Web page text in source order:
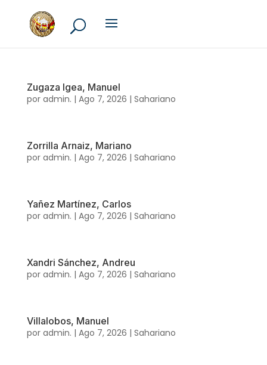
Zugaza Igea, Manuel
por admin. | Ago 7, 2026 | Sahariano
Zorrilla Arnaiz, Mariano
por admin. | Ago 7, 2026 | Sahariano
Yañez Martínez, Carlos
por admin. | Ago 7, 2026 | Sahariano
Xandri Sánchez, Andreu
por admin. | Ago 7, 2026 | Sahariano
Villalobos, Manuel
por admin. | Ago 7, 2026 | Sahariano